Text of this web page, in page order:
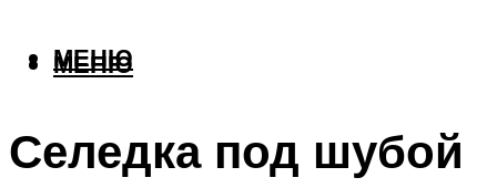
МЕНЮ
МЕНЮ
Селедка под шубой